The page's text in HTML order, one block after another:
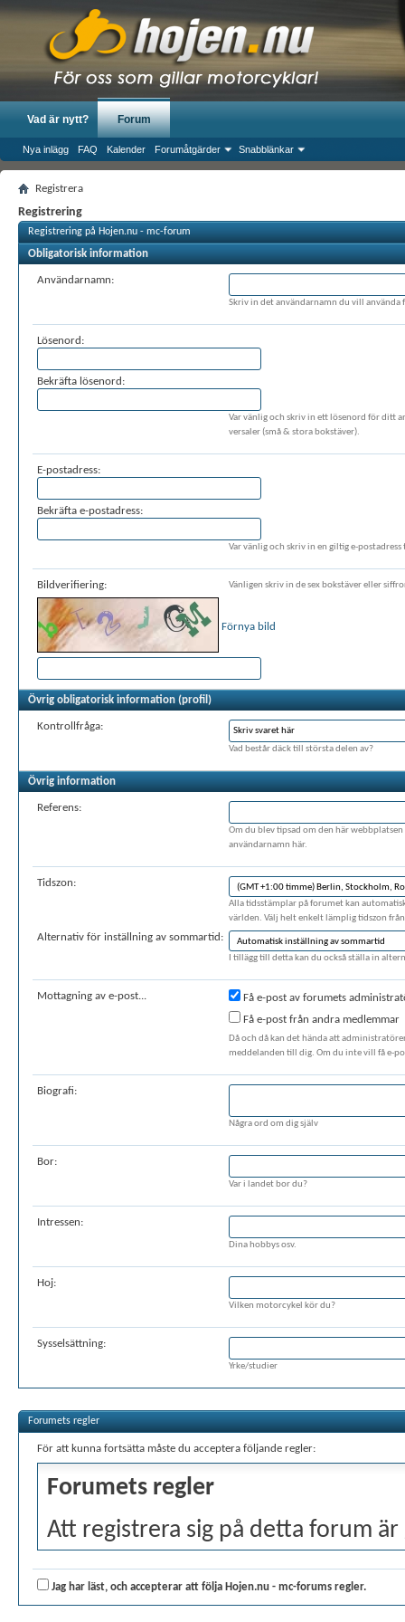
Vad är nytt? Forum
Nya inlägg FAQ Kalender Forumåtgärder Snabblänkar
Registrera
Registrering
Registrering på Hojen.nu - mc-forum
Obligatorisk information
Användarnamn:
Skriv in det användarnamn du vill använda
Lösenord:
Bekräfta lösenord:
Var vänlig och skriv in ett lösenord för ditt
versaler (små & stora bokstäver).
E-postadress:
Bekräfta e-postadress:
Var vänlig och skriv in en giltig e-
Bildverifiering: Vänligen skriv in de sex bokstäver eller
Förnya bild
Övrig obligatorisk information (profil)
Kontrollfråga:
Vad består däck till största delen av?
Övrig information
Referens:
Om du blev tipsad om den här
användarnamn här.
Tidszon:
Alla tidsstämplar på forumet kan
världen. Välj helt enkelt lämplig tidszon
Alternativ för inställning av sommartid:
I tillägg till detta kan du också ställa in
Mottagning av e-post...
Få e-post av forumets
Få e-post från andra medlemmar
Då och då kan det hända att
meddelanden till dig. Om du inte vill få e-
Biografi:
Några ord om dig själv
Bor:
Var i landet bor du?
Intressen:
Dina hobbys osv.
Hoj:
Vilken motorcykel kör du?
Sysselsättning:
Yrke/studier
Forumets regler
För att kunna fortsätta måste du acceptera följande regler:
Forumets regler
Att registrera sig på detta forum
regler, bocka i rutan att du har
Jag har läst, och accepterar att följa Hojen.nu - mc-forums regler.